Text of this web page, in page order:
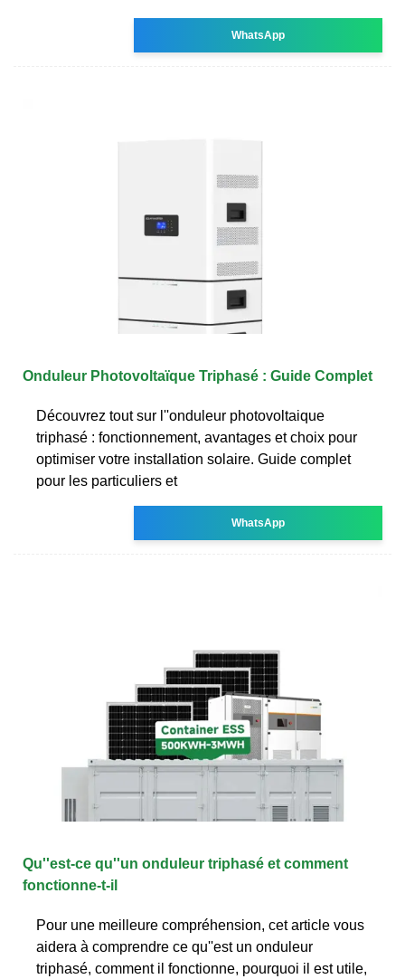
WhatsApp
Onduleur Photovoltaïque Triphasé : Guide Complet
Découvrez tout sur l''onduleur photovoltaique
triphasé : fonctionnement, avantages et choix pour
optimiser votre installation solaire. Guide complet
pour les particuliers et
WhatsApp
Qu''est-ce qu''un onduleur triphasé et comment
fonctionne-t-il
Pour une meilleure compréhension, cet article vous
aidera à comprendre ce qu''est un onduleur
triphasé, comment il fonctionne, pourquoi il est utile,